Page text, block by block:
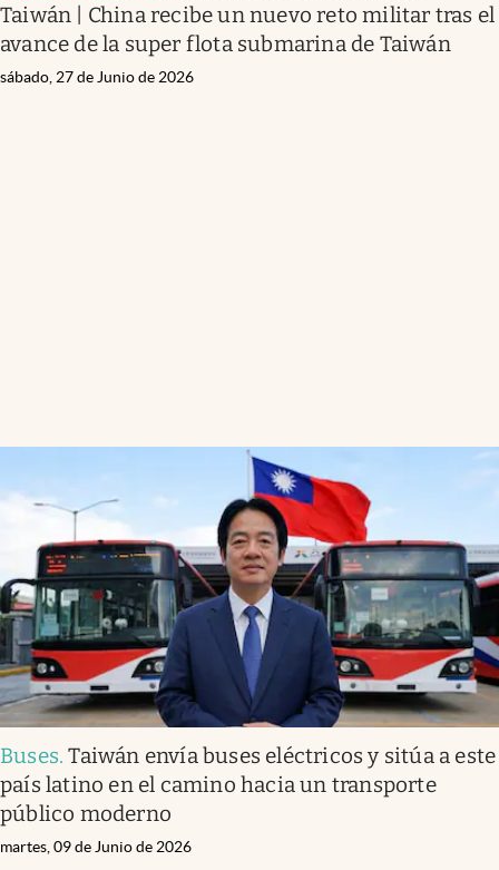
Taiwán | China recibe un nuevo reto militar tras el
avance de la super flota submarina de Taiwán
sábado, 27 de Junio de 2026
Buses.Taiwán envía buses eléctricos y sitúa a este
país latino en el camino hacia un transporte
público moderno
martes, 09 de Junio de 2026